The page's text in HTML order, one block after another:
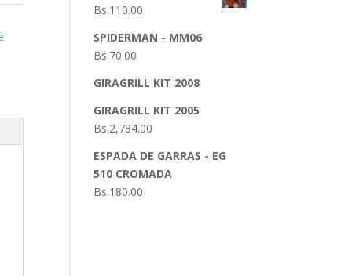
Bs.110.00
SPIDERMAN - MM06
Bs.70.00
GIRAGRILL KIT 2008
GIRAGRILL KIT 2005
Bs.2,784.00
ESPADA DE GARRAS - EG
510 CROMADA
Bs.180.00